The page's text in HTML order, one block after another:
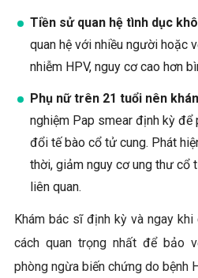
Tiền sử quan hệ tình dục
quan hệ với nhiều người hoặc
nhiễm HPV, nguy cơ cao hơn
Phụ nữ trên 21 tuổi nên
nghiệm Pap smear định kỳ để
đổi tế bào cổ tử cung. Phát
thời, giảm nguy cơ ung thư cổ
liên quan.
Khám bác sĩ định kỳ và ngay
cách quan trọng nhất để bảo
phòng ngừa biến chứng do bệnh